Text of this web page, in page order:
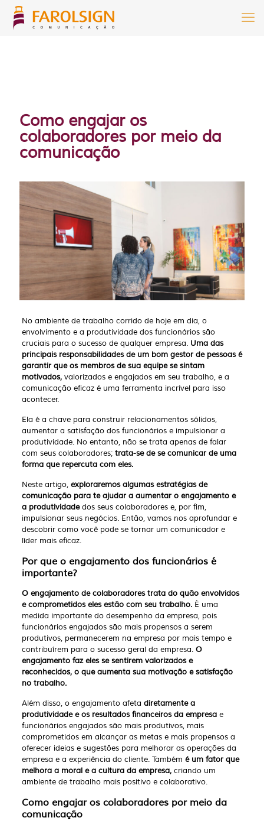
Como engajar os
colaboradores por meio da
comunicação
No ambiente de trabalho corrido de hoje em dia, o
envolvimento e a produtividade dos funcionários são
cruciais para o sucesso de qualquer empresa.Uma das
principais responsabilidades de um bom gestor de pessoas é
garantir que os membros de sua equipe se sintam
motivados,valorizados e engajados em seu trabalho, e a
comunicação eficaz é uma ferramenta incrível para isso
acontecer.
Ela é a chave para construir relacionamentos sólidos,
aumentar a satisfação dos funcionários e impulsionar a
produtividade. No entanto, não se trata apenas de falar
com seus colaboradores; trata-se de se comunicar de uma
forma que repercuta com eles.
Neste artigo,exploraremos algumas estratégias de
comunicação para te ajudar a aumentar o engajamento e
a produtividadedos seus colaboradores e, por fim,
impulsionar seus negócios. Então, vamos nos aprofundar e
descobrir como você pode se tornar um comunicador e
líder mais eficaz.
Por que o engajamento dos funcionários é
importante?
O engajamento de colaboradores trata do quão envolvidos
e comprometidos eles estão com seu trabalho. É uma
medida importante do desempenho da empresa, pois
funcionários engajados são mais propensos a serem
produtivos, permanecerem na empresa por mais tempo e
contribuírem para o sucesso geral da empresa. O
engajamento faz eles se sentirem valorizados e
reconhecidos, o que aumenta sua motivação e satisfação
no trabalho.
Além disso, o engajamento afeta diretamente a
produtividade e os resultados financeiros da empresae
funcionários engajados são mais produtivos, mais
comprometidos em alcançar as metas e mais propensos a
oferecer ideias e sugestões para melhorar as operações da
empresa e a experiência do cliente. Também é um fator que
melhora a moral e a cultura da empresa,criando um
ambiente de trabalho mais positivo e colaborativo.
Como engajar os colaboradores por meio da
comunicação